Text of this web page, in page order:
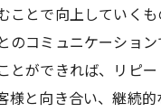
ことで向上していく
のコミュニケーショ
とができれば、リピ
様と向き合い、継続